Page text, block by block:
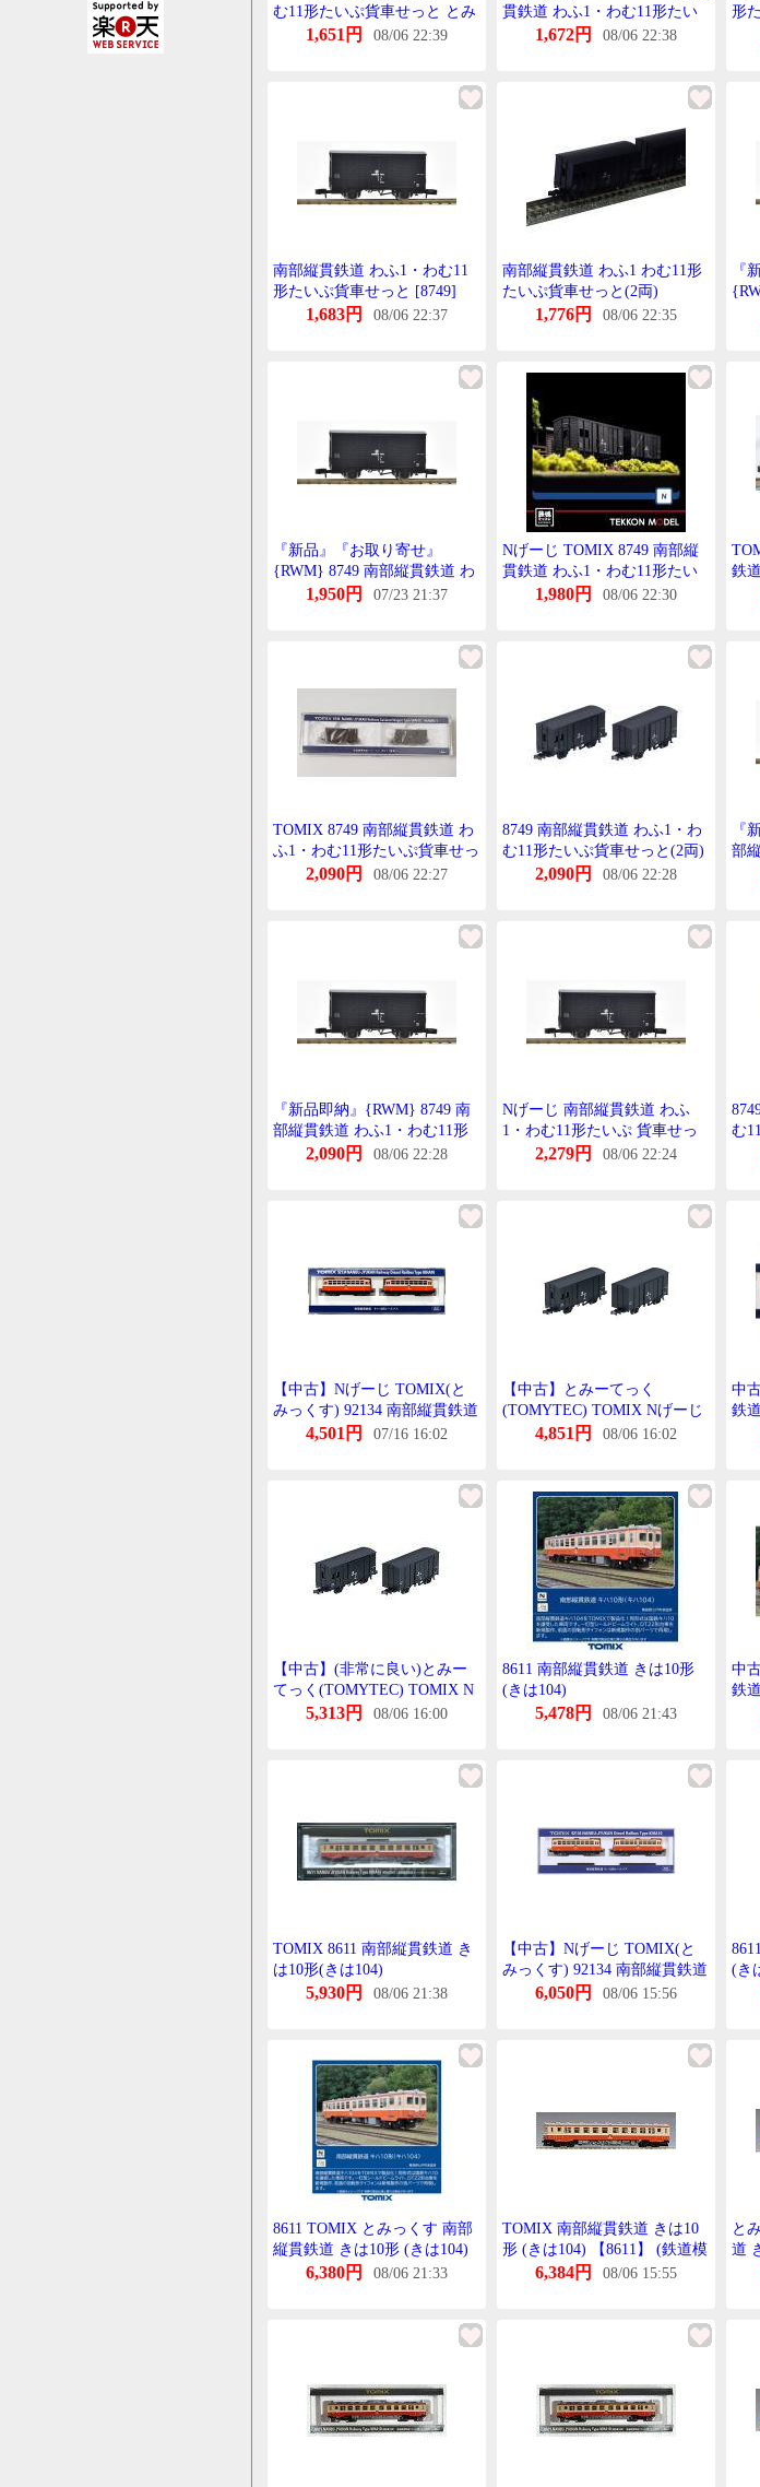
む11形たいぷ貨車せっと とみ
っくす Nげーじ
1,651円 08/06 22:39
貫鉄道 わふ1・わむ11形たい
ぷ貨車せっと(2輌)
1,672円 08/06 22:38
形
南部縦貫鉄道 わふ1・わむ11
形たいぷ貨車せっと [8749]
1,683円 08/06 22:37
南部縦貫鉄道 わふ1 わむ11形
たいぷ貨車せっと(2両)
【TOMIX・8749】
1,776円 08/06 22:35
『
ふ
『新品』『お取り寄せ』
{RWM} 8749 南部縦貫鉄道 わ
ふ1・わむ11形たいぷ貨車せっ
1,950円 07/23 21:37
Nげーじ TOMIX 8749 南部縦
貫鉄道 わふ1・わむ11形たい
ぷ貨車せっと(2両)在庫品
1,980円 08/06 22:30
鉄
貨
TOMIX 8749 南部縦貫鉄道 わ
ふ1・わむ11形たいぷ貨車せっ
と とみっくす Nげーじ
2,090円 08/06 22:27
8749 南部縦貫鉄道 わふ1・わ
む11形たいぷ貨車せっと(2両)
[とみーてっく]《在庫切れ》
2,090円 08/06 22:28
『
部
た
『新品即納』{RWM} 8749 南
部縦貫鉄道 わふ1・わむ11形
たいぷ貨車せっと(2両)(動力無
2,090円 08/06 22:28
Nげーじ 南部縦貫鉄道 わふ
1・わむ11形たいぷ 貨車せっ
と 2両 鉄道模型 貨物車
2,279円 08/06 22:24
む
【中古】Nげーじ TOMIX(と
みっくす) 92134 南部縦貫鉄道
きは10形 れーるばす 2両せっ
あり / 補助うぇいと取付済 /
4,501円 07/16 16:02
【中古】とみーてっく
(TOMYTEC) TOMIX Nげーじ
南部縦貫鉄道 わふ1・わむ11
4,851円 08/06 16:02
中
鉄
と
【中古】(非常に良い)とみー
てっく(TOMYTEC) TOMIX N
げーじ 南部縦貫鉄道 わふ1・
5,313円 08/06 16:00
8611 南部縦貫鉄道 きは10形
(きは104)
5,478円 08/06 21:43
中
鉄
TOMIX 8611 南部縦貫鉄道 き
は10形(きは104)
5,930円 08/06 21:38
【中古】Nげーじ TOMIX(と
みっくす) 92134 南部縦貫鉄道
きは10形 れーるばす 2両せっ
6,050円 08/06 15:56
(き
8611 TOMIX とみっくす 南部
縦貫鉄道 きは10形 (きは104)
Nげーじ 鉄道模型(ZN110042)
6,380円 08/06 21:33
TOMIX 南部縦貫鉄道 きは10
形 (きは104) 【8611】 (鉄道模
型 Nげーじ)
6,384円 08/06 15:55
と
道